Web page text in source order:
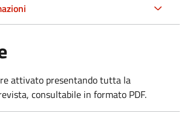
attivato presentando tutta la
consultabile in formato PDF.